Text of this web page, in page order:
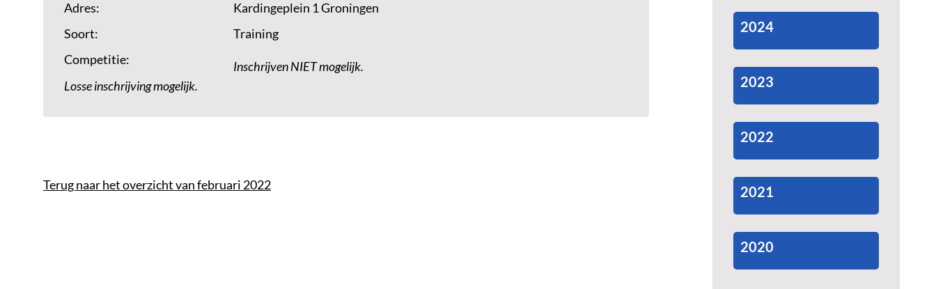
Adres:
Kardingeplein 1 Groningen
Soort:
Training
Competitie:
Inschrijven NIET mogelijk.
Losse inschrijving mogelijk.
Terug naar het overzicht van februari 2022
2024
2023
2022
2021
2020